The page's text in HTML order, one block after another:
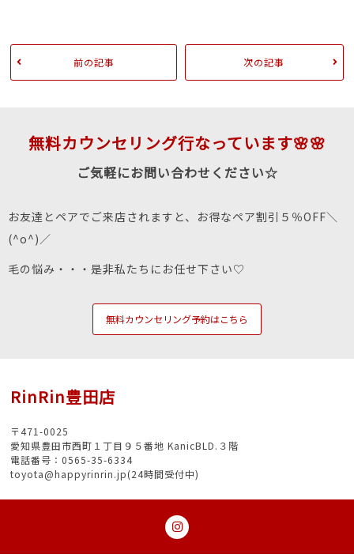
前の記事 次の記事
無料カウンセリング行なっています🌸🌸
ご気軽にお問い合わせください☆
お友達とペアでご来店されますと、お得なペア割引５％OFF＼
(^o^)／
毛の悩み・・・是非私たちにお任せ下さい♡
無料カウンセリング予約はこちら
RinRin豊田店
〒471-0025
愛知県豊田市西町１丁目９５番地 KanicBLD.３階
電話番号：0565-35-6334
toyota@happyrinrin.jp(24時間受付中)